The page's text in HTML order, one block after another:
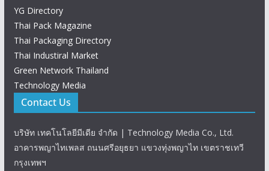
YG Directory
Thai Pack Magazine
Thai Packaging Directory
Thai Industiral Market
Green Network Thailand
Technology Media
Contact Us
บริษัท เทคโนโลยีมีเดีย จำกัด | Technology Media Co., Ltd.
อาคารพญาไทเพลส ถนนศรีอยุธยา แขวงทุ่งพญาไท เขตราชเทวี
กรุงเทพฯ